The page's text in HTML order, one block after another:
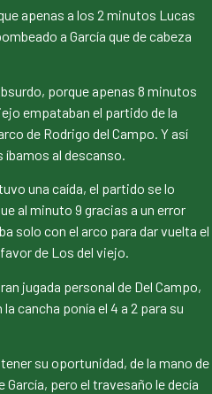
apenas a los 2 minutos Lucas
a García que de cabeza
porque apenas 8 minutos
empataban el partido de la
de Rodrigo del Campo. Y así
íbamos al descanso.
una caída, el partido se lo
al minuto 9 gracias a un error
solo con el arco para dar vuelta el
de Los del viejo.
jugada personal de Del Campo,
cancha ponía el 4 a 2 para su
su oportunidad, de la mano de
pero el travesaño le decía